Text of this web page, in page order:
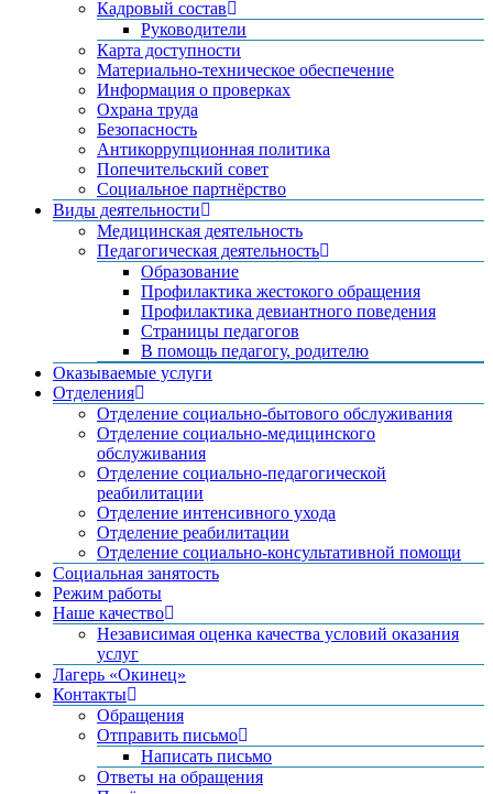
Кадровый состав
Руководители
Карта доступности
Материально-техническое обеспечение
Информация о проверках
Охрана труда
Безопасность
Антикоррупционная политика
Попечительский совет
Социальное партнёрство
Виды деятельности
Медицинская деятельность
Педагогическая деятельность
Образование
Профилактика жестокого обращения
Профилактика девиантного поведения
Страницы педагогов
В помощь педагогу, родителю
Оказываемые услуги
Отделения
Отделение социально-бытового обслуживания
Отделение социально-медицинского
обслуживания
Отделение социально-педагогической
реабилитации
Отделение интенсивного ухода
Отделение реабилитации
Отделение социально-консультативной помощи
Социальная занятость
Режим работы
Наше качество
Независимая оценка качества условий оказания
услуг
Лагерь «Окинец»
Контакты
Обращения
Отправить письмо
Написать письмо
Ответы на обращения